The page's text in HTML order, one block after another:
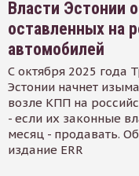
Власти Эстонии
оставленных на
автомобилей
С октября 2025 года
Эстонии начнет
возле КПП на
- если их законные
месяц - продавать.
издание ERR